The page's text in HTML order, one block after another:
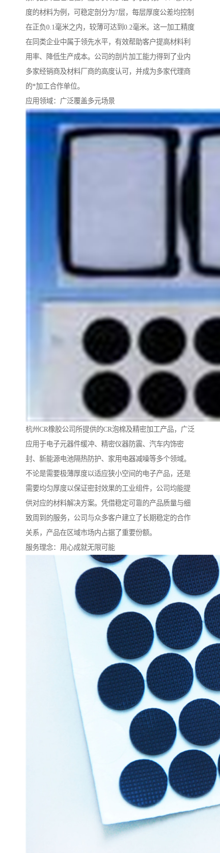
度的材料为例，可稳定剖分为7层，每层厚度公差均控制
在正负0.1毫米之内，较薄可达到0.2毫米。这一加工精度
在同类企业中属于领先水平，有效帮助客户提高材料利
用率、降低生产成本。公司的剖片加工能力得到了业内
多家经销商及材料厂商的高度认可，并成为多家代理商
的*加工合作单位。
应用领域：广泛覆盖多元场景
杭州CR橡胶公司所提供的CR泡棉及精密加工产品，广泛
应用于电子元器件缓冲、精密仪器防震、汽车内饰密
封、新能源电池隔热防护、家用电器减噪等多个领域。
不论是需要极薄厚度以适应狭小空间的电子产品，还是
需要均匀厚度以保证密封效果的工业组件，公司均能提
供对应的材料解决方案。凭借稳定可靠的产品质量与细
致周到的服务，公司与众多客户建立了长期稳定的合作
关系，产品在区域市场内占据了重要份额。
服务理念：用心成就无限可能